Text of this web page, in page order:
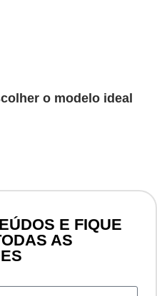
o modelo ideal
E FIQUE
AS